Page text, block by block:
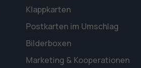
Klappkarten
Postkarten im Umschlag
Bilderboxen
Marketing & Kooperationen